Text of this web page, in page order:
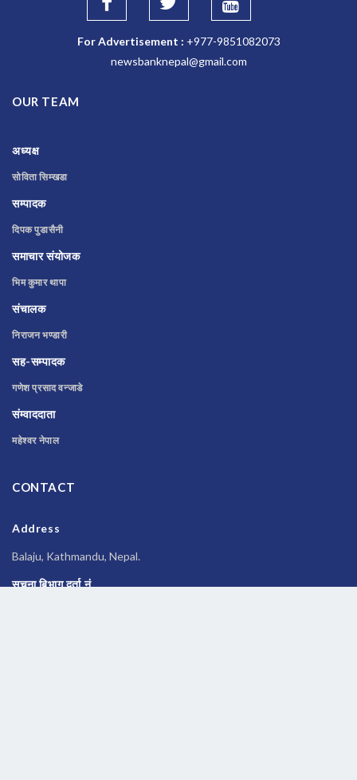
For Advertisement : +977-9851082073
newsbanknepal@gmail.com
OUR TEAM
अध्यक्ष
सोविता सिम्खडा
सम्पादक
दिपक पुडासैनी
समाचार संयोजक
भिम कुमार थापा
संचालक
निराजन भण्डारी
सह-सम्पादक
गणेश प्रसाद वन्जाडे
संम्वाददाता
महेश्वर नेपाल
CONTACT
Address
Balaju, Kathmandu, Nepal.
सूचना बिभाग दर्ता नं